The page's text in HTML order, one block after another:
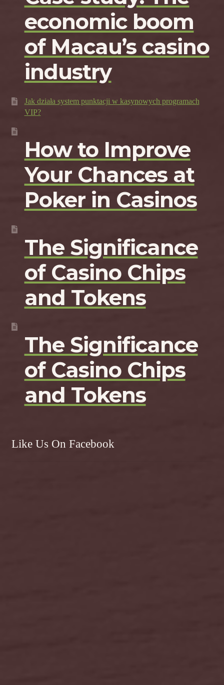
economic boom
of Macau’s casino
industry
Jak działa system punktacji w kasynowych programach
VIP?
How to Improve
Your Chances at
Poker in Casinos
The Significance
of Casino Chips
and Tokens
The Significance
of Casino Chips
and Tokens
Like Us On Facebook